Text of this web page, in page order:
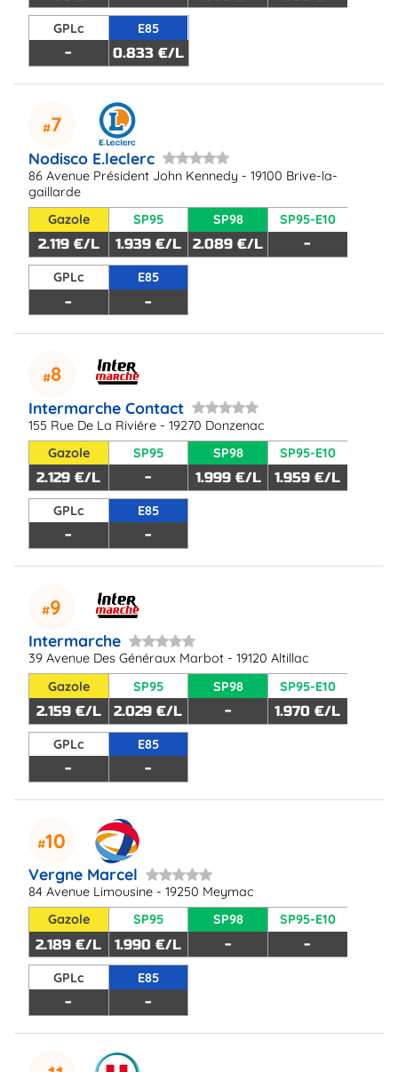
GPLc
-
E85
0.833 €/L
7
Nodisco E.leclerc
86 Avenue Président John Kennedy - 19100 Brive-la-
gaillarde
Gazole
2.119 €/L
SP95
1.939 €/L
SP98
2.089 €/L
SP95-E10
-
GPLc
-
E85
-
8
Intermarche Contact
155 Rue De La Riviére - 19270 Donzenac
Gazole
2.129 €/L
SP95
-
SP98
1.999 €/L
SP95-E10
1.959 €/L
GPLc
-
E85
-
9
Intermarche
39 Avenue Des Généraux Marbot - 19120 Altillac
Gazole
2.159 €/L
SP95
2.029 €/L
SP98
-
SP95-E10
1.970 €/L
GPLc
-
E85
-
10
Vergne Marcel
84 Avenue Limousine - 19250 Meymac
Gazole
2.189 €/L
SP95
1.990 €/L
SP98
-
SP95-E10
-
GPLc
-
E85
-